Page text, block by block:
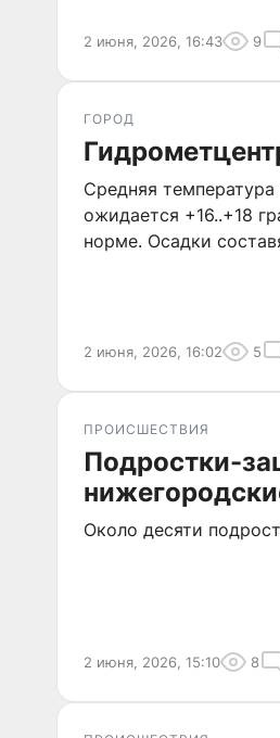
2 июня, 2026, 16:43 9
ГОРОД
Средняя
ожидается +16..+18
норме. Осадки
2 июня, 2026, 16:02 5
ПРОИСШЕСТВИЯ
Подростки-
Около десяти
2 июня, 2026, 15:10 8